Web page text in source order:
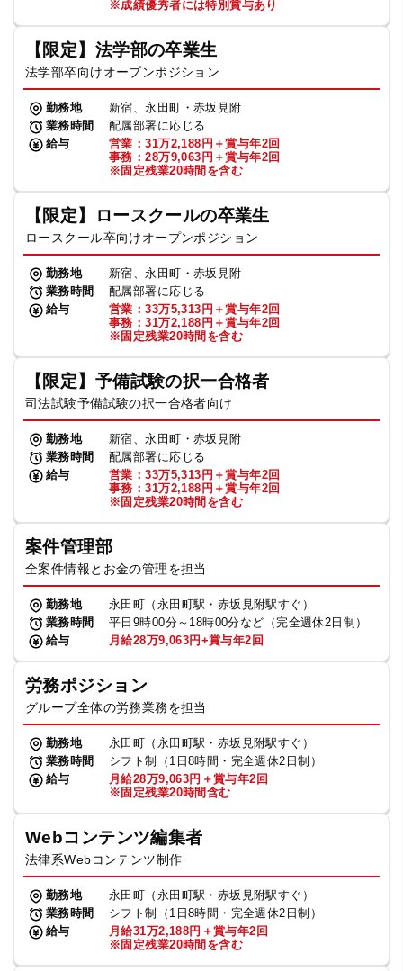
※成績優秀者には特別賞与あり
【限定】法学部の卒業生
法学部卒向けオープンポジション
勤務地
新宿、永田町・赤坂見附
業務時間
配属部署に応じる
給与
営業：31万2,188円＋賞与年2回
事務：28万9,063円＋賞与年2回
※固定残業20時間を含む
【限定】ロースクールの卒業生
ロースクール卒向けオープンポジション
勤務地
新宿、永田町・赤坂見附
業務時間
配属部署に応じる
給与
営業：33万5,313円＋賞与年2回
事務：31万2,188円＋賞与年2回
※固定残業20時間を含む
【限定】予備試験の択一合格者
司法試験予備試験の択一合格者向け
勤務地
新宿、永田町・赤坂見附
業務時間
配属部署に応じる
給与
営業：33万5,313円＋賞与年2回
事務：31万2,188円＋賞与年2回
※固定残業20時間を含む
案件管理部
全案件情報とお金の管理を担当
勤務地
永田町（永田町駅・赤坂見附駅すぐ）
業務時間
平日9時00分～18時00分など（完全週休2日制）
給与
月給28万9,063円+賞与年2回
労務ポジション
グループ全体の労務業務を担当
勤務地
永田町（永田町駅・赤坂見附駅すぐ）
業務時間
シフト制（1日8時間・完全週休2日制）
給与
月給28万9,063円＋賞与年2回
※固定残業20時間含む
Webコンテンツ編集者
法律系Webコンテンツ制作
勤務地
永田町（永田町駅・赤坂見附駅すぐ）
業務時間
シフト制（1日8時間・完全週休2日制）
給与
月給31万2,188円＋賞与年2回
※固定残業20時間を含む